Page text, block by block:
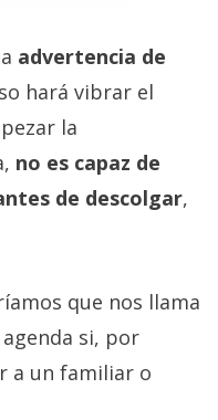
advertencia de
hará vibrar el
la
no es capaz de
de descolgar,
que nos llama
si, por
a un familiar o